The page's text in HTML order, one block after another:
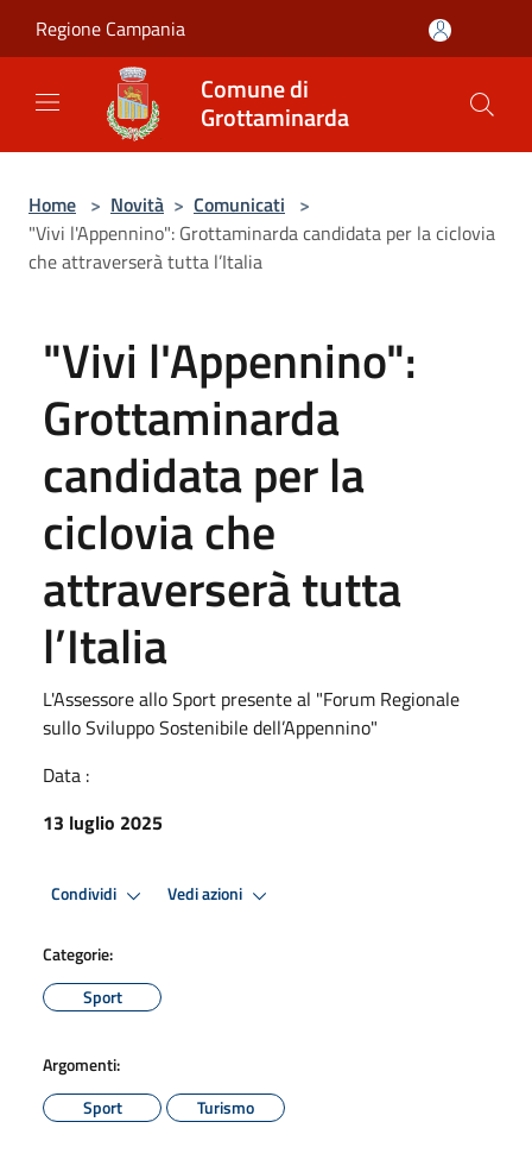
Regione Campania
Comune di
Grottaminarda
Home > Novità > Comunicati >
"Vivi l'Appennino": Grottaminarda candidata per la ciclovia
che attraverserà tutta l’Italia
"Vivi l'Appennino":
Grottaminarda
candidata per la
ciclovia che
attraverserà tutta
l’Italia
L'Assessore allo Sport presente al "Forum Regionale
sullo Sviluppo Sostenibile dell’Appennino"
Data :
13 luglio 2025
Condividi Vedi azioni
Categorie:
Sport
Argomenti:
Sport
Turismo